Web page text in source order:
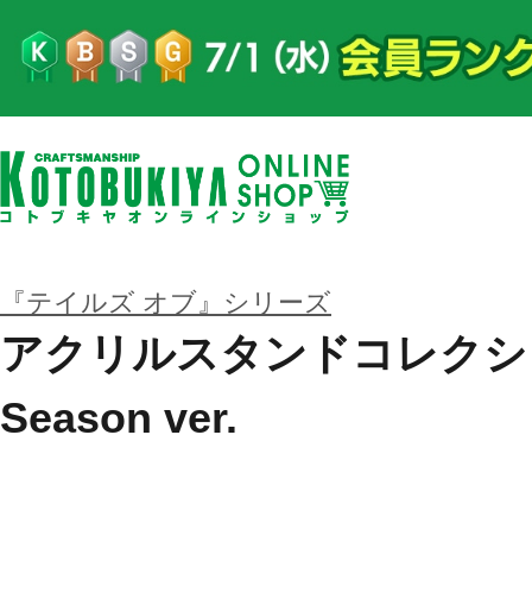
『テイルズ オブ』シリーズ
アクリルスタンドコレク
Season ver.